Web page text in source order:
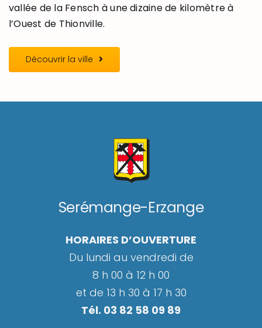
vallée de la Fensch à une dizaine de kilomètre à
l’Ouest de Thionville.
Découvrir la ville
Serémange-Erzange
HORAIRES D’OUVERTURE
Du lundi au vendredi de
8 h 00 à 12 h 00
et de 13 h 30 à 17 h 30
Tél. 03 82 58 09 89